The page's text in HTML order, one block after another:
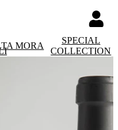
MORA
SPECIAL
COLLECTION